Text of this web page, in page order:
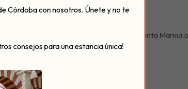
los barrios de la Axerquia cordobesa, Santa Marina o
Córdoba con nosotros. Únete y no te
consejos para una estancia única!